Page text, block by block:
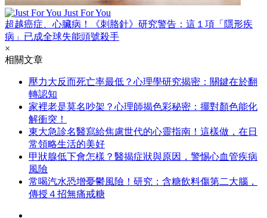
Just For You
超越癌症、心臟病！《刺胳針》研究警告：這１項「隱形疾
病」已成全球失能頭號殺手
×
相關文章
壓力大反而死亡率最低？心理學研究揭密：關鍵在於翻
轉認知
家裡老是莫名吵架？心理師揭色彩秘密：擺對顏色能化
解衝突！
東大急診名醫寫給焦慮世代的心靈指南！這樣做，在日
常領略生活的美好
甲狀腺低下會怎樣？醫揭症狀與原因，警惕心血管疾病
風險
常喝汽水恐增憂鬱風險！研究：含糖飲料傷第二大腦，
傳授４招無痛戒糖